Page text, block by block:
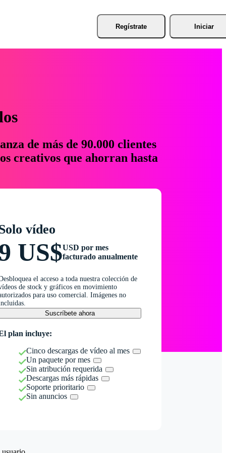
Regístrate Iniciar
de más de 90.000 clientes
creativos que ahorran hasta
vídeo
US$USD por mes
facturado anualmente
el acceso a toda nuestra colección de
de stock y gráficos en movimiento
para uso comercial. Imágenes no
Suscríbete ahora
plan incluye:
Cinco descargas de vídeo al mes
Un paquete por mes
Sin atribución requerida
Descargas más rápidas
Soporte prioritario
Sin anuncios